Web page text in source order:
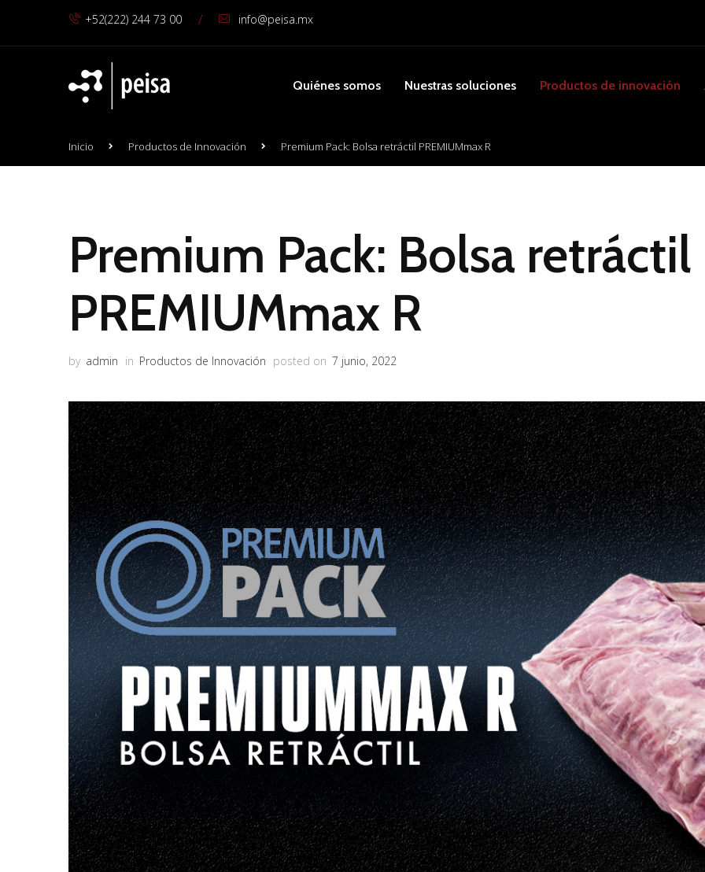
+52(222) 244 73 00 / info@peisa.mx
Quiénes somos Nuestras soluciones Productos de innovación
Inicio Productos de Innovación Premium Pack: Bolsa retráctil PREMIUMmax R
Premium Pack: Bolsa retráctil
PREMIUMmax R
by admin in Productos de Innovación posted on 7 junio, 2022